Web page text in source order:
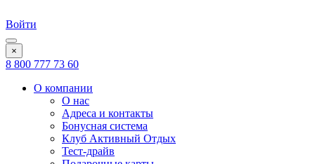
Войти
×
8 800 777 73 60
О компании
О нас
Адреса и контакты
Бонусная система
Клуб Активный Отдых
Тест-драйв